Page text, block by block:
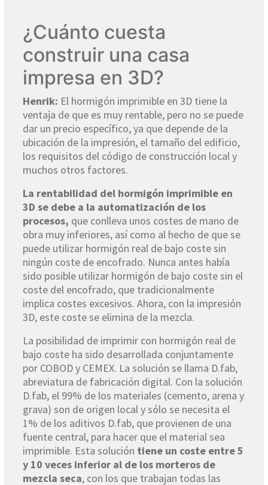
¿Cuánto cuesta
construir una casa
impresa en 3D?
Henrik: El hormigón imprimible en 3D tiene la
ventaja de que es muy rentable, pero no se puede
dar un precio específico, ya que depende de la
ubicación de la impresión, el tamaño del edificio,
los requisitos del código de construcción local y
muchos otros factores.
La rentabilidad del hormigón imprimible en
3D se debe a la automatización de los
procesos, que conlleva unos costes de mano de
obra muy inferiores, así como al hecho de que se
puede utilizar hormigón real de bajo coste sin
ningún coste de encofrado. Nunca antes había
sido posible utilizar hormigón de bajo coste sin el
coste del encofrado, que tradicionalmente
implica costes excesivos. Ahora, con la impresión
3D, este coste se elimina de la mezcla.
La posibilidad de imprimir con hormigón real de
bajo coste ha sido desarrollada conjuntamente
por COBOD y CEMEX. La solución se llama D.fab,
abreviatura de fabricación digital. Con la solución
D.fab, el 99% de los materiales (cemento, arena y
grava) son de origen local y sólo se necesita el
1% de los aditivos D.fab, que provienen de una
fuente central, para hacer que el material sea
imprimible. Esta solución tiene un coste entre 5
y 10 veces inferior al de los morteros de
mezcla seca, con los que trabajan todas las